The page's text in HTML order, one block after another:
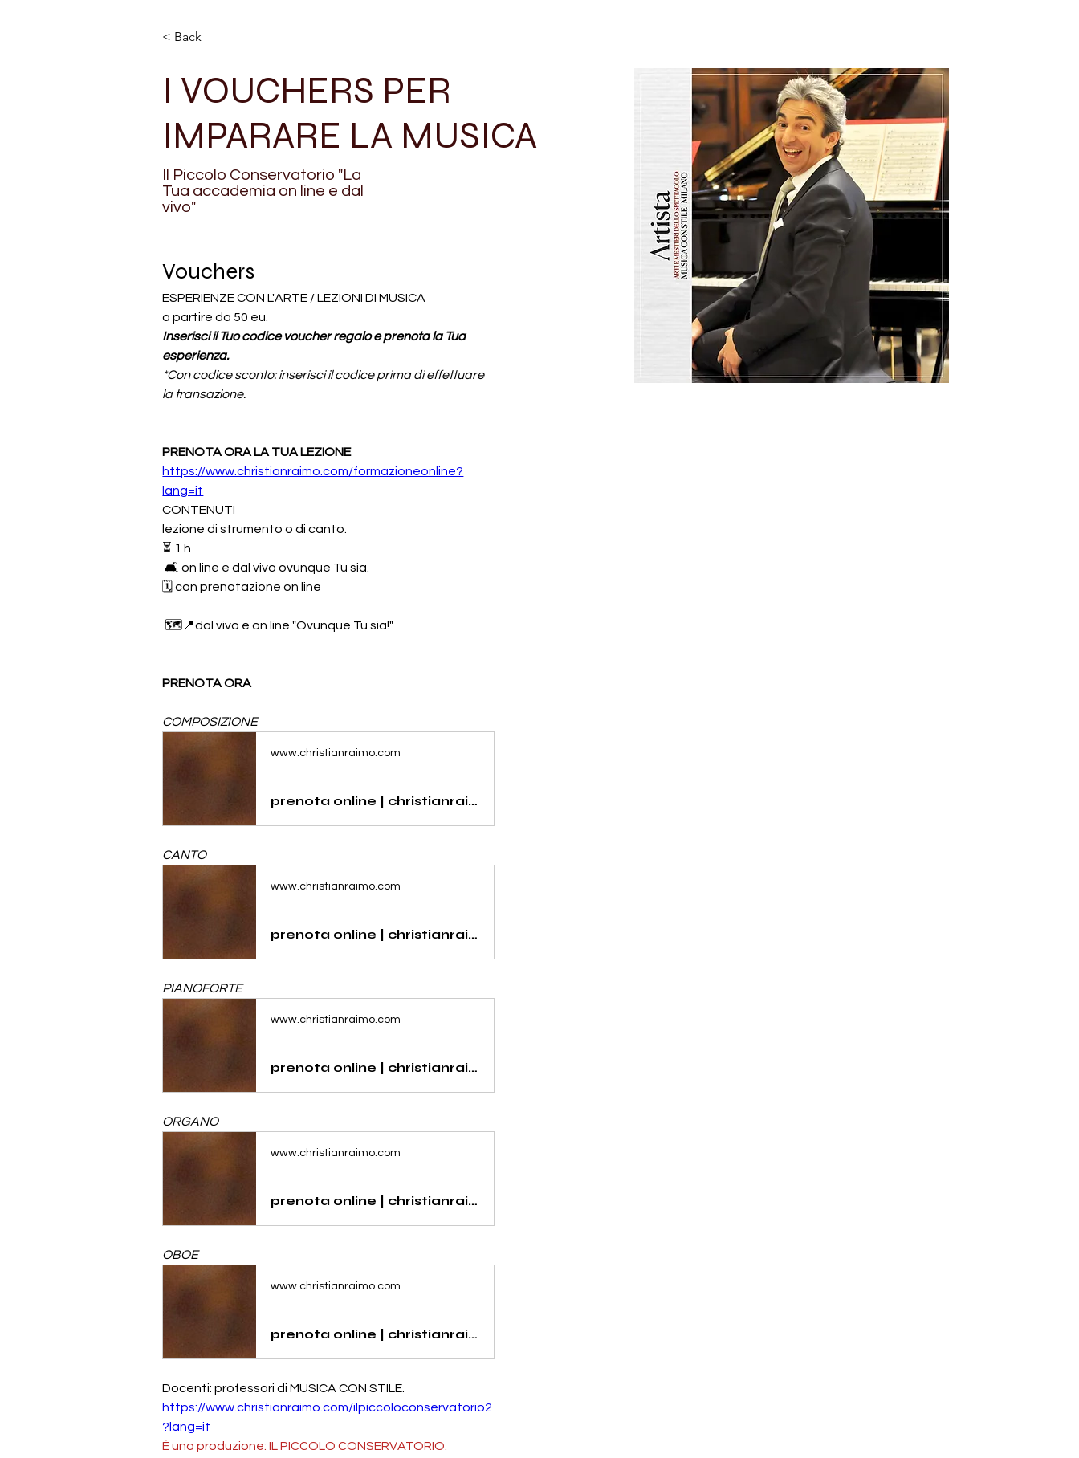
< Back
I VOUCHERS PER
IMPARARE LA MUSICA
Il Piccolo Conservatorio "La
Tua accademia on line e dal
vivo"
Vouchers
ESPERIENZE CON L'ARTE / LEZIONI DI MUSICA
a partire da 50 eu.
Inserisci il Tuo codice voucher regalo e prenota la Tua
esperienza.
*Con codice sconto: inserisci il codice prima di effettuare
la transazione.
PRENOTA ORA LA TUA LEZIONE
https://www.christianraimo.com/formazioneonline?
lang=it
CONTENUTI
lezione di strumento o di canto.
⏳ 1 h
🛋️ on line e dal vivo ovunque Tu sia.
🗓️ con prenotazione on line
🗺️📍dal vivo e on line "Ovunque Tu sia!"
PRENOTA ORA
COMPOSIZIONE
www.christianraimo.com
prenota online | christianraimo.com
CANTO
www.christianraimo.com
prenota online | christianraimo.com
PIANOFORTE
www.christianraimo.com
prenota online | christianraimo.com
ORGANO
www.christianraimo.com
prenota online | christianraimo.com
OBOE
www.christianraimo.com
prenota online | christianraimo.com
Docenti: professori di MUSICA CON STILE.
https://www.christianraimo.com/ilpiccoloconservatorio2
?lang=it
È una produzione: IL PICCOLO CONSERVATORIO.